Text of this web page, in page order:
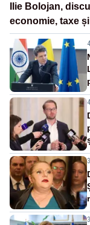
Ilie Bolojan,
economie, taxe